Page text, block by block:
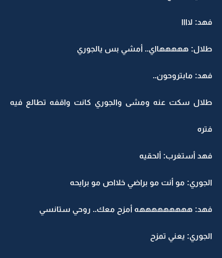
فهد: لاااا
طلال: هههههااي.. أمشي بس يالجوري
فهد: مابتروحون..
طلال سكت عنه ومشى والجوري كانت واقفه تطالع فيه
فتره
فهد أستغرب: ألحقيه
الجوري: مو أنت مو براضي خلااص مو برايحه
فهد: هههههههههه أمزح معك.. روحي ستانسي
الجوري: يعني تمزح